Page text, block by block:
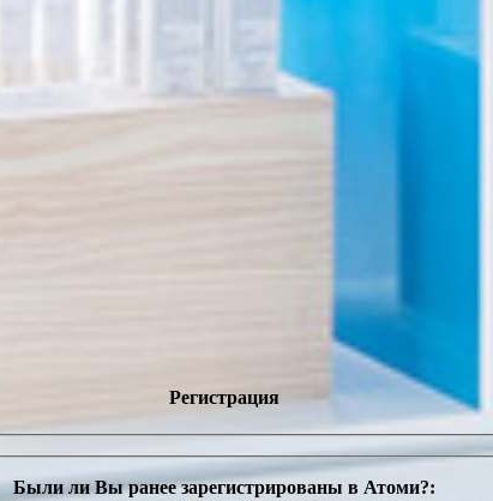
Регистрация
Были ли Вы ранее зарегистрированы в Атоми?: